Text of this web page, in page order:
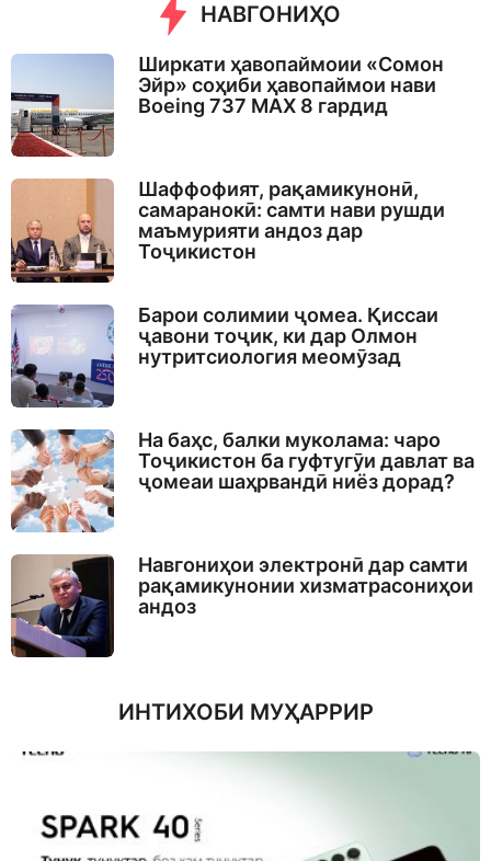
НАВГОНИҲО
Ширкати ҳавопаймоии «Сомон
Эйр» соҳиби ҳавопаймои нави
Boeing 737 MAX 8 гардид
Шаффофият, рақамикунонӣ,
самаранокӣ: самти нави рушди
маъмурияти андоз дар
Тоҷикистон
Барои солимии ҷомеа. Қиссаи
ҷавони тоҷик, ки дар Олмон
нутритсиология меомӯзад
На баҳс, балки муколама: чаро
Тоҷикистон ба гуфтугӯи давлат ва
ҷомеаи шаҳрвандӣ ниёз дорад?
Навгониҳои электронӣ дар самти
рақамикунонии хизматрасониҳои
андоз
ИНТИХОБИ МУҲАРРИР